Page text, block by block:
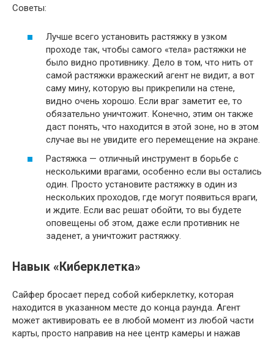
Советы:
Лучше всего установить растяжку в узком
проходе так, чтобы самого «тела» растяжки не
было видно противнику. Дело в том, что нить от
самой растяжки вражеский агент не видит, а вот
саму мину, которую вы прикрепили на стене,
видно очень хорошо. Если враг заметит ее, то
обязательно уничтожит. Конечно, этим он также
даст понять, что находится в этой зоне, но в этом
случае вы не увидите его перемещение на экране.
Растяжка — отличный инструмент в борьбе с
несколькими врагами, особенно если вы остались
один. Просто установите растяжку в один из
нескольких проходов, где могут появиться враги,
и ждите. Если вас решат обойти, то вы будете
оповещены об этом, даже если противник не
заденет, а уничтожит растяжку.
Навык «Киберклетка»
Сайфер бросает перед собой киберклетку, которая
находится в указанном месте до конца раунда. Агент
может активировать ее в любой момент из любой части
карты, просто направив на нее центр камеры и нажав